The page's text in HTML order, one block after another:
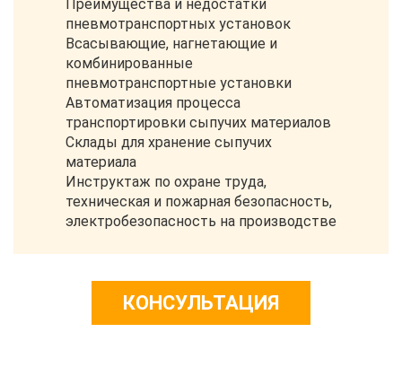
Преимущества и недостатки
пневмотранспортных установок
Всасывающие, нагнетающие и
комбинированные
пневмотранспортные установки
Автоматизация процесса
транспортировки сыпучих материалов
Склады для хранение сыпучих
материала
Инструктаж по охране труда,
техническая и пожарная безопасность,
электробезопасность на производстве
КОНСУЛЬТАЦИЯ